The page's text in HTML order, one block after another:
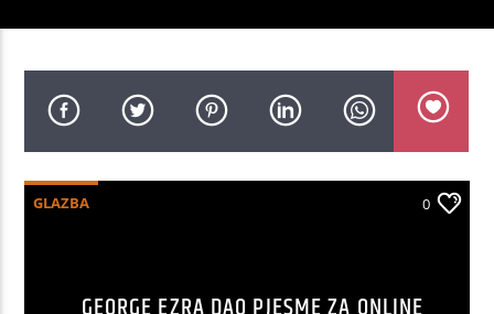
GLAZBA 0